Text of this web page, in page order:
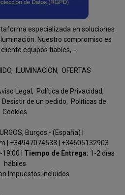
especializada en soluciones
Nuestro compromiso es
equipos fiables,...
ILUMINACION OFERTAS
Legal
Política de Privacidad
Desistir de un pedido
Políticas de
Cookies
Burgos - (España) |
| +34947074533
+34605132903
| Tiempo de Entrega: 1-2 días
hábiles
Impuestos incluidos